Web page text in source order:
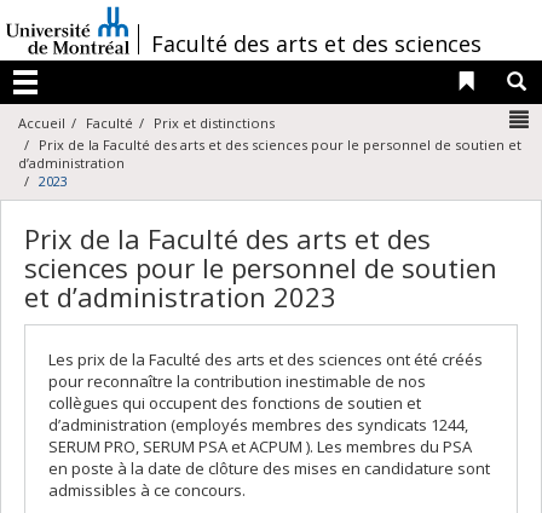
au
contenu
/Faculté des arts et des sciences
Menu
Liens
Accueil Faculté
Prix et distinctions
Prix de la Faculté des arts et des sciences pour le personnel de soutien et
d’administration
2023
Prix de la Faculté des arts et des
sciences pour le personnel de soutien
et d’administration 2023
Les prix de la Faculté des arts et des sciences ont été créés
pour reconnaître la contribution inestimable de nos
collègues qui occupent des fonctions de soutien et
d’administration (employés membres des syndicats 1244,
SERUM PRO, SERUM PSA et ACPUM ). Les membres du PSA
en poste à la date de clôture des mises en candidature sont
admissibles à ce concours.